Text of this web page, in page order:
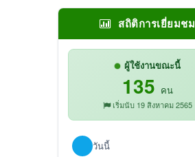
สถิติการเยี่ยมชม
ผู้ใช้งานขณะนี้
135 คน
เริ่มนับ 19 สิงหาคม 2565
วันนี้